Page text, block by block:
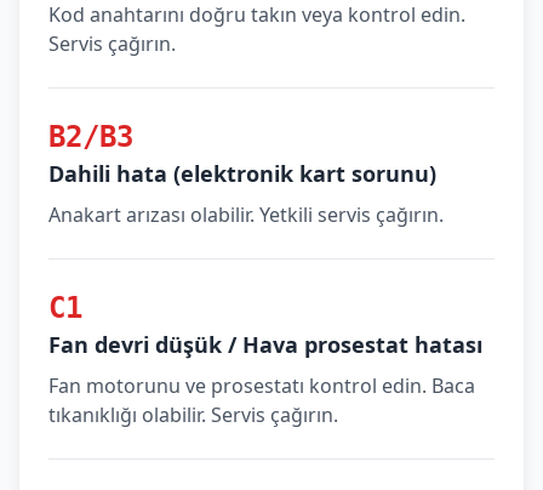
Kod anahtarını doğru takın veya kontrol edin.
Servis çağırın.
B2/B3
Dahili hata (elektronik kart sorunu)
Anakart arızası olabilir. Yetkili servis çağırın.
C1
Fan devri düşük / Hava prosestat hatası
Fan motorunu ve prosestatı kontrol edin. Baca
tıkanıklığı olabilir. Servis çağırın.